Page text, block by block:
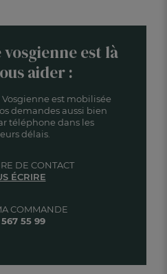
est là
aider :
est mobilisée
demandes aussi bien
téléphone dans les
délais.
COMMANDE
55 99
DE CONTACT
ÉCRIRE